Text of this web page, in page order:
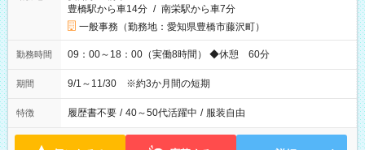
豊橋駅から車14分 / 南栄駅から車7分
一般事務（勤務地：愛知県豊橋市藤沢町）
勤務時間 09：00～18：00（実働8時間） ◆休憩 60分
期間 9/1～11/30 ※約3か月間の短期
特徴 履歴書不要 / 40～50代活躍中 / 服装自由